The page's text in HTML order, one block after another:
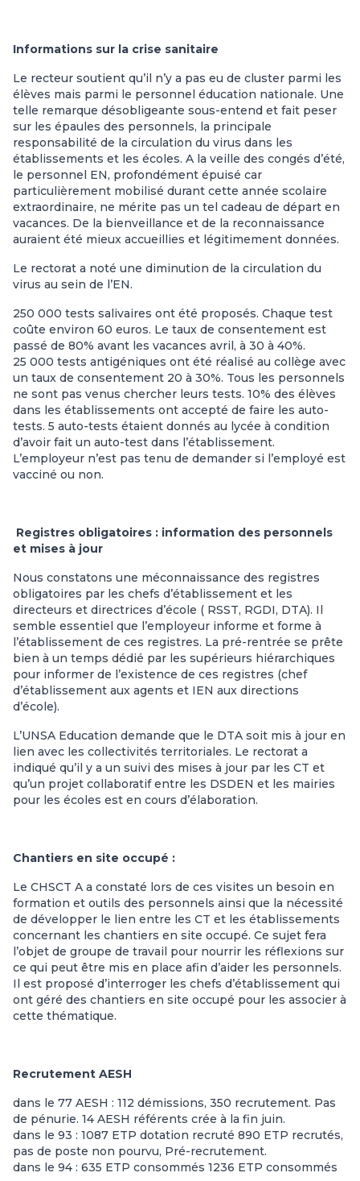
Informations sur la crise sanitaire
Le recteur soutient qu’il n’y a pas eu de cluster parmi les
élèves mais parmi le personnel éducation nationale. Une
telle remarque désobligeante sous-entend et fait peser
sur les épaules des personnels, la principale
responsabilité de la circulation du virus dans les
établissements et les écoles. A la veille des congés d’été,
le personnel EN, profondément épuisé car
particulièrement mobilisé durant cette année scolaire
extraordinaire, ne mérite pas un tel cadeau de départ en
vacances. De la bienveillance et de la reconnaissance
auraient été mieux accueillies et légitimement données.
Le rectorat a noté une diminution de la circulation du
virus au sein de l’EN.
250 000 tests salivaires ont été proposés. Chaque test
coûte environ 60 euros. Le taux de consentement est
passé de 80% avant les vacances avril, à 30 à 40%.
25 000 tests antigéniques ont été réalisé au collège avec
un taux de consentement 20 à 30%. Tous les personnels
ne sont pas venus chercher leurs tests. 10% des élèves
dans les établissements ont accepté de faire les auto-
tests. 5 auto-tests étaient donnés au lycée à condition
d’avoir fait un auto-test dans l’établissement.
L’employeur n’est pas tenu de demander si l’employé est
vacciné ou non.
Registres obligatoires : information des personnels
et mises à jour
Nous constatons une méconnaissance des registres
obligatoires par les chefs d’établissement et les
directeurs et directrices d’école ( RSST, RGDI, DTA). Il
semble essentiel que l’employeur informe et forme à
l’établissement de ces registres. La pré-rentrée se prête
bien à un temps dédié par les supérieurs hiérarchiques
pour informer de l’existence de ces registres (chef
d’établissement aux agents et IEN aux directions
d’école).
L’UNSA Education demande que le DTA soit mis à jour en
lien avec les collectivités territoriales. Le rectorat a
indiqué qu’il y a un suivi des mises à jour par les CT et
qu’un projet collaboratif entre les DSDEN et les mairies
pour les écoles est en cours d’élaboration.
Chantiers en site occupé :
Le CHSCT A a constaté lors de ces visites un besoin en
formation et outils des personnels ainsi que la nécessité
de développer le lien entre les CT et les établissements
concernant les chantiers en site occupé. Ce sujet fera
l’objet de groupe de travail pour nourrir les réflexions sur
ce qui peut être mis en place afin d’aider les personnels.
Il est proposé d’interroger les chefs d’établissement qui
ont géré des chantiers en site occupé pour les associer à
cette thématique.
Recrutement AESH
dans le 77 AESH : 112 démissions, 350 recrutement. Pas
de pénurie. 14 AESH référents crée à la fin juin.
dans le 93 : 1087 ETP dotation recruté 890 ETP recrutés,
pas de poste non pourvu, Pré-recrutement.
dans le 94 : 635 ETP consommés 1236 ETP consommés